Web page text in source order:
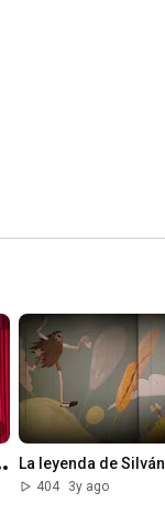
La leyenda de Silván
404 3y ago